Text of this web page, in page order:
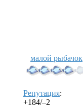
малой рыбачок
Репутация:
+184/–2